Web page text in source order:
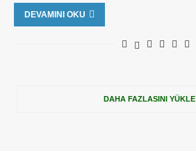
DEVAMINI OKU
DAHA FAZLASINI YÜKLE